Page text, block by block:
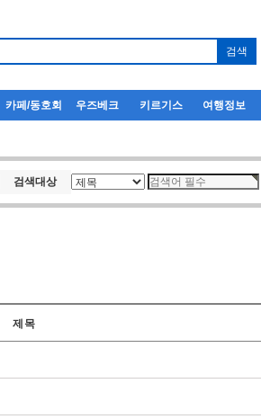
카페/동호회 우즈베크 키르기스 여행정보
검색대상
제목